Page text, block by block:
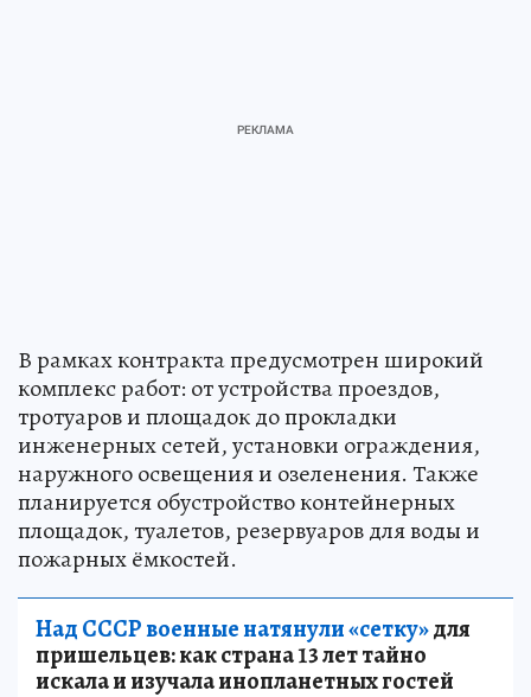
В рамках контракта предусмотрен широкий
комплекс работ: от устройства проездов,
тротуаров и площадок до прокладки
инженерных сетей, установки ограждения,
наружного освещения и озеленения. Также
планируется обустройство контейнерных
площадок, туалетов, резервуаров для воды и
пожарных ёмкостей.
Над СССР военные натянули «сетку»для
пришельцев: как страна 13 лет тайно
искала и изучала инопланетных гостей